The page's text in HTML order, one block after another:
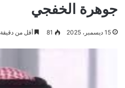
جوهرة الخفجي
15 ديسمبر، 2025 81 أقل من دقيقة